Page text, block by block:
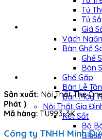
Tủ
Tủ
Giá
Vách
Bàn Ghế
Ghế
Bàn
Ghế Gấp
Bàn Lễ Tân
Bàn Máy
Nội Thất Gia
Két Sắt
Bộ
Sản xuất: Nội Thất The
Phát )
Mã hàng: TU993-3K
Công ty TNHH Minh